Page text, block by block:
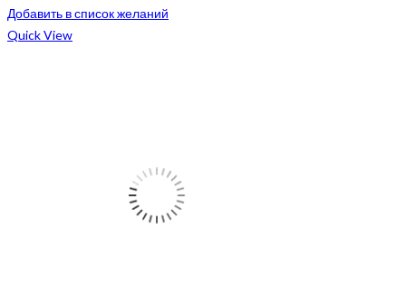
Добавить в список желаний
Quick View